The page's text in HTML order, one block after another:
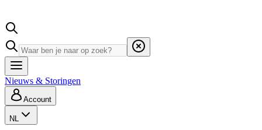
Nieuws & Storingen
Account
NL